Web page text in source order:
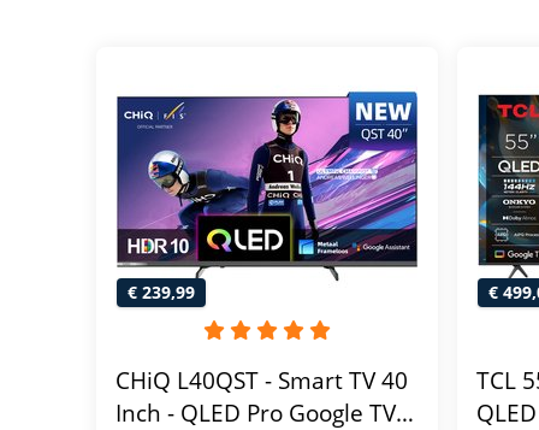
€ 239,99
CHiQ L40QST - Smart TV 40
Inch - QLED Pro Google TV -
€
TCL